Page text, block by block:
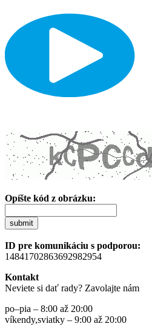
Opíšte kód z obrázku:
submit
ID pre komunikáciu s podporou:
14841702863692982954
Kontakt
Neviete si dať rady? Zavolajte nám
po–pia – 8:00 až 20:00
víkendy,sviatky – 9:00 až 20:00